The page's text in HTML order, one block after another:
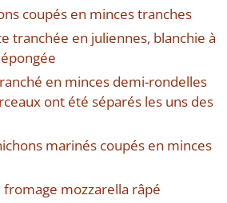
coupés en minces tranches
tranchée en juliennes, blanchie à
en minces demi-rondelles
ont été séparés les uns des
marinés coupés en minces
fromage mozzarella râpé